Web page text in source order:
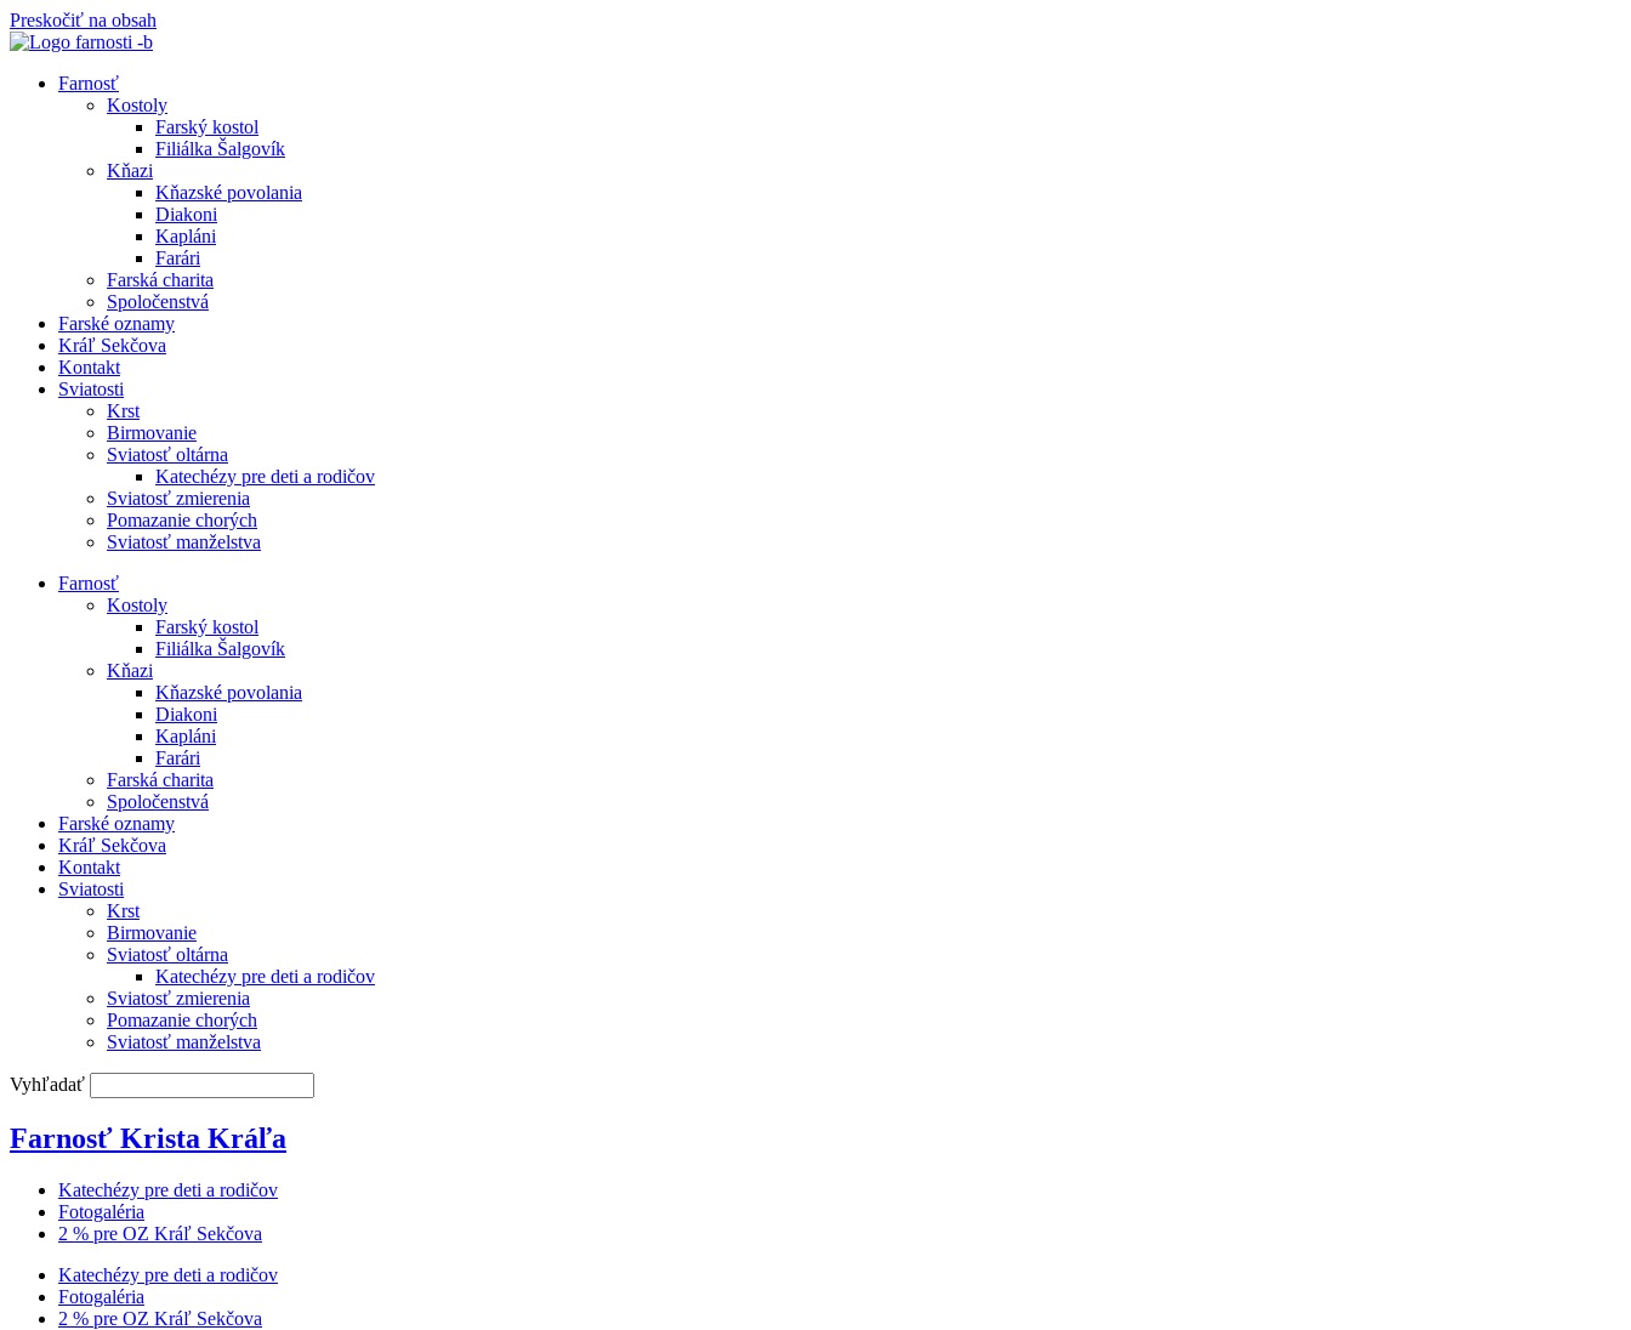
Preskočiť na obsah
Farnosť
Kostoly
Farský kostol
Filiálka Šalgovík
Kňazi
Kňazské povolania
Diakoni
Kapláni
Farári
Farská charita
Spoločenstvá
Farské oznamy
Kráľ Sekčova
Kontakt
Sviatosti
Krst
Birmovanie
Sviatosť oltárna
Katechézy pre deti a rodičov
Sviatosť zmierenia
Pomazanie chorých
Sviatosť manželstva
Farnosť
Kostoly
Farský kostol
Filiálka Šalgovík
Kňazi
Kňazské povolania
Diakoni
Kapláni
Farári
Farská charita
Spoločenstvá
Farské oznamy
Kráľ Sekčova
Kontakt
Sviatosti
Krst
Birmovanie
Sviatosť oltárna
Katechézy pre deti a rodičov
Sviatosť zmierenia
Pomazanie chorých
Sviatosť manželstva
Vyhľadať
Farnosť Krista Kráľa
Katechézy pre deti a rodičov
Fotogaléria
2 % pre OZ Kráľ Sekčova
Katechézy pre deti a rodičov
Fotogaléria
2 % pre OZ Kráľ Sekčova